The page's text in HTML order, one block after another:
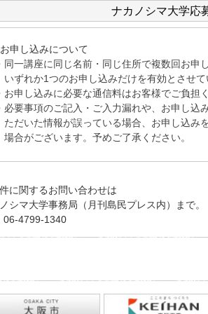
ナカノシマ大学応
に関するお問い合わせは
シマ大学事務局（月刊島民プレス内）まで。
06-4799-1340